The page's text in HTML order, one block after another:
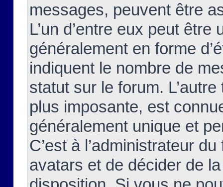
messages, peuvent être
L’un d’entre eux peut
généralement en forme
indiquent le nombre de
statut sur le forum.
plus imposante, est
généralement unique et
C’est à l’administrateur
avatars et de décider de